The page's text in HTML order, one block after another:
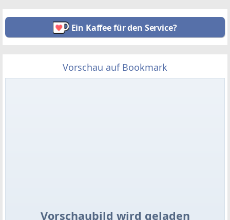
Ein Kaffee für den Service?
Vorschau auf Bookmark
Vorschaubild wird geladen